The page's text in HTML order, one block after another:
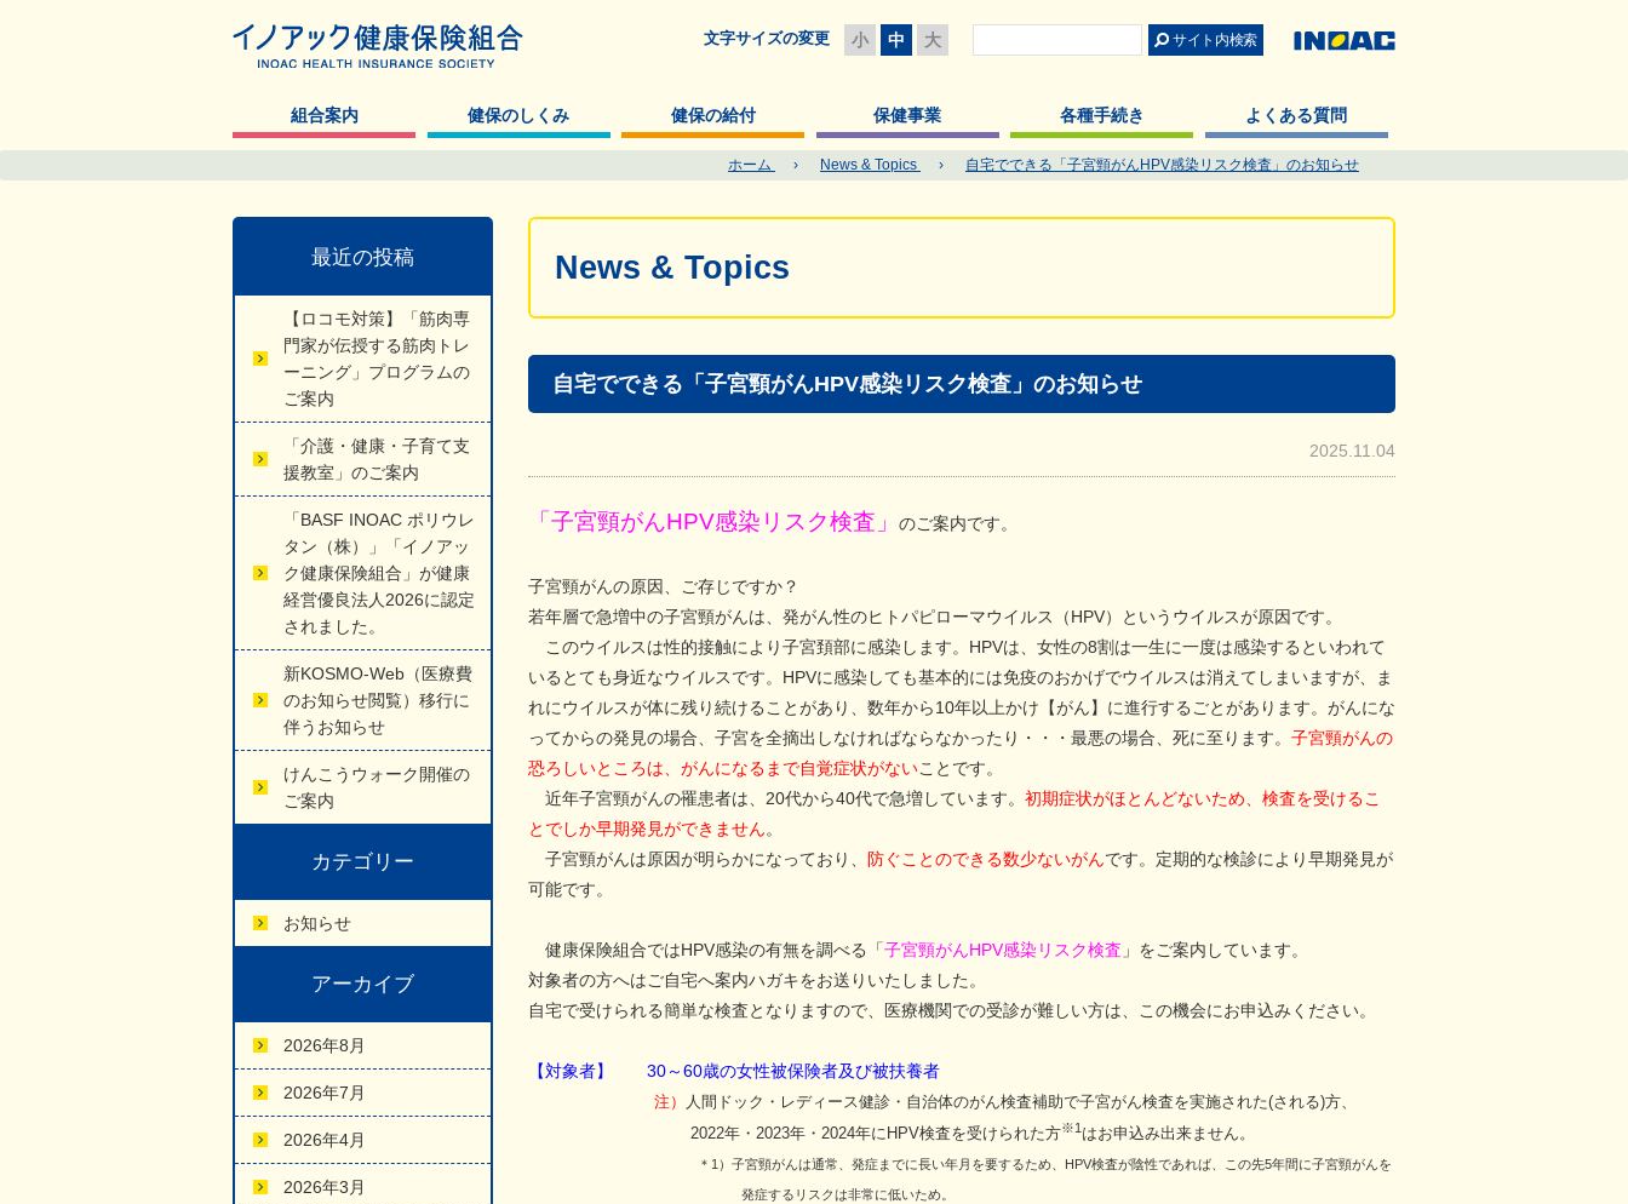
文字サイズの変更 小 中 大
組合案内 健保のしくみ 健保の給付 保健事業 各種手続き よくある質問
ホーム › News & Topics › 自宅でできる「子宮頸がんHPV感染リスク検査」のお知らせ
News & Topics
自宅でできる「子宮頸がんHPV感染リスク検査」のお知らせ
2025.11.04
「子宮頸がんHPV感染リスク検査」 のご案内です。
子宮頸がんの原因、ご存じですか？
若年層で急増中の子宮頸がんは、発がん性のヒトパピローマウイルス（HPV）というウイルスが原因です。
このウイルスは性的接触により子宮頚部に感染します。HPVは、女性の8割は一生に一度は感染するといわれて
いるとても身近なウイルスです。HPVに感染しても基本的には免疫のおかげでウイルスは消えてしまいますが、ま
れにウイルスが体に残り続けることがあり、数年から10年以上かけ【がん】に進行するごとがあります。がんにな
ってからの発見の場合、子宮を全摘出しなければならなかったり・・・最悪の場合、死に至ります。 子宮頸がんの
恐ろしいところは、がんになるまで自覚症状がないことです。
近年子宮頸がんの罹患者は、20代から40代で急増しています。 初期症状がほとんどないため、検査を受けるこ
とでしか早期発見ができません。
子宮頸がんは原因が明らかになっており、 防ぐことのできる数少ないがんです。定期的な検診により早期発見が
可能です。
健康保険組合ではHPV感染の有無を調べる「子宮頸がんHPV感染リスク検査 」をご案内しています。
対象者の方へはご自宅へ案内ハガキをお送りいたしました。
自宅で受けられる簡単な検査となりますので、医療機関での受診が難しい方は、この機会にお申込みください。
【対象者】 30～60歳の女性被保険者及び被扶養者
注）
人間ドック・レディース健診・自治体のがん検査補助で子宮がん検査を実施された(される)方、
2022年・2023年・2024年にHPV検査を受けられた方※1 はお申込み出来ません。
＊1）子宮頸がんは通常、発症までに長い年月を要するため、HPV検査が陰性であれば、この先5年間に子宮頸がんを
発症するリスクは非常に低いため。
最近の投稿
【ロコモ対策】「筋肉専
門家が伝授する筋肉トレ
ーニング」プログラムの
ご案内
「介護・健康・子育て支
援教室」のご案内
「BASF INOAC ポリウレ
タン（株）」「イノアッ
ク健康保険組合」が健康
経営優良法人2026に認定
されました。
新KOSMO-Web（医療費
のお知らせ閲覧）移行に
伴うお知らせ
けんこうウォーク開催の
ご案内
カテゴリー
お知らせ
アーカイブ
2026年8月
2026年7月
2026年4月
2026年3月